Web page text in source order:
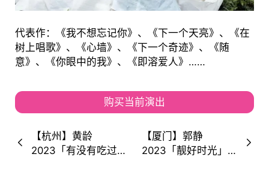
代表作：《我不想忘记你》、《下一个天亮》、《在
树上唱歌》、《心墙》、《下一个奇迹》、《随
意》、《你眼中的我》、《即溶爱人》……
购买当前演出
【杭州】黄龄
2023「有没有吃过
【厦门】郭静
2023「靓好时光」